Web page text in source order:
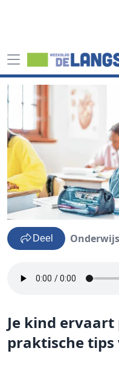
Deel
Je kind
praktische tips